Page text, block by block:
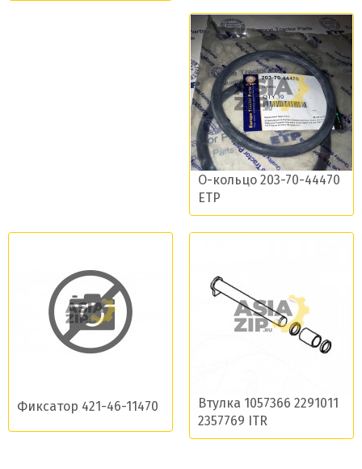
О-кольцо 203-70-44470
ETP
Фиксатор 421-46-11470
Втулка 1057366 2291011
2357769 ITR